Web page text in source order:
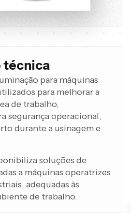
técnica
para máquinas
para melhorar a
de trabalho,
segurança operacional,
durante a usinagem e
soluções de
a máquinas operatrizes
adequadas às
de trabalho.